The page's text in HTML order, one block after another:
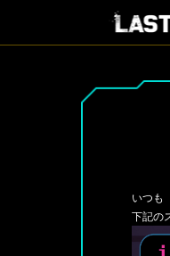
いつも
下記の